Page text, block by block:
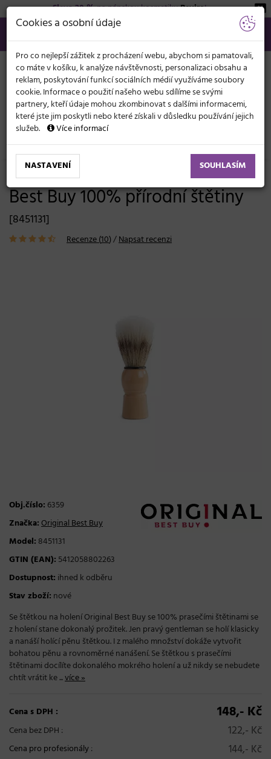
Sleva 20 %na pánskou kosmetikuBeviro!
566 440 099
info@svetkadernictvi.cz
Po−pá: 8−17
Vše o nákupu Kč
KATEGORIE
MENU
Holičství (Barber) Štětky a misky na holení
Pánská štětka na holení Original
Best Buy 100% přírodní štětiny
[8451131]
Recenze (10)/Napsat recenzi
Obj.číslo: 6359
Značka:Original Best Buy
Model: 8451131
GTIN (EAN): 5412058802263
Dostupnost: ihned k odběru
Stav zboží: nové
Se štětkou na holení Original Best Buy se 100% prasečími štětinami se
z holení stane dokonalý prožitek. Jen pravý gentleman se holí klasicky
a nanáší holící pěnu štětkou. I z malého množství dokáže vytvořit
bohatou pěnu a rovnoměrné nanášení. Se štětkou s prasečími
štětinami docílíte dokonalého mokrého holení a už nikdy se nebudete
chtít vrátit ke ...více »
Cena s DPH : 148,- Kč
Cena bez DPH : 122,- Kč
Cena pro profesionály: 144,- Kč
Cookies a osobní údaje
Pro co nejlepší zážitek z procházení webu, abychom si pamatovali,
co máte v košíku, k analýze návštěvnosti, personalizaci obsahu a
reklam, poskytování funkcí sociálních médií využíváme soubory
cookie. Informace o použití našeho webu sdílíme se svými
partnery, kteří údaje mohou zkombinovat s dalšími informacemi,
které jste jim poskytli nebo které získali v důsledku používání jejich
služeb.
Více informací
NASTAVENÍ SOUHLASÍM